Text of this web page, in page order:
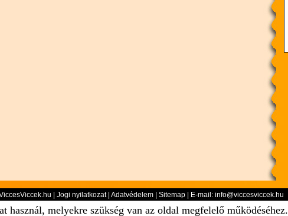
| Jogi nyilatkozat| Adatvédelem Sitemap | E-mail: info@viccesviccek.hu
használ, melyekre szükség van az oldal megfelelő működéséhez.